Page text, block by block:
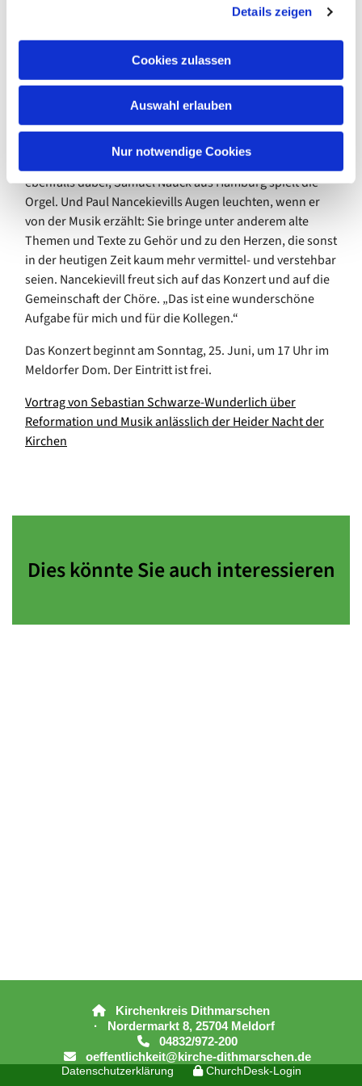
Details zeigen
Cookies zulassen
Auswahl erlauben
Nur notwendige Cookies
Hennstedt, Büsum-Wesselburen, Heide, Brunsbüttel,
Marne und Meldorf gemeinsam, die jeweiligen Chorleiter
– Kent Pegler von Thun, Gunnar Sundebo, Sebastian
Schwarze-Wunderlich, Agnes Farkas, Peter Heeren und
Paul Nancekievill – dirigieren abwechselnd. Ein
Auswahlensemble der Dithmarscher Posaunenchöre ist
ebenfalls dabei, Samuel Nauck aus Hamburg spielt die
Orgel. Und Paul Nancekievills Augen leuchten, wenn er
von der Musik erzählt: Sie bringe unter anderem alte
Themen und Texte zu Gehör und zu den Herzen, die sonst
in der heutigen Zeit kaum mehr vermittel- und verstehbar
seien. Nancekievill freut sich auf das Konzert und auf die
Gemeinschaft der Chöre. „Das ist eine wunderschöne
Aufgabe für mich und für die Kollegen.“
Das Konzert beginnt am Sonntag, 25. Juni, um 17 Uhr im
Meldorfer Dom. Der Eintritt ist frei.
Vortrag von Sebastian Schwarze-Wunderlich über
Reformation und Musik anlässlich der Heider Nacht der
Kirchen
Dies könnte Sie auch interessieren
 Kirchenkreis Dithmarschen
· Nordermarkt 8, 25704 Meldorf
 04832/972-200
 oeffentlichkeit@kirche-dithmarschen.de
Datenschutzerklärung ChurchDesk-Login